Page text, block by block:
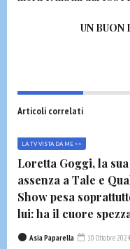
UN
Articoli correlati
LA TV VISTA DA ME >>
Loretta Goggi, la sua
assenza a Tale e
Show pesa
lui: ha il cuore
Asia Paparella 10 Ottobre 2024